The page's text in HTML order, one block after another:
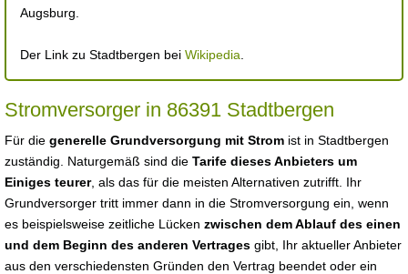
Augsburg.
Der Link zu Stadtbergen bei Wikipedia
Stromversorger in 86391 Stadtbergen
Für die generelle Grundversorgung mit Strom ist in Stadtbergen
zuständig. Naturgemäß sind die Tarife dieses Anbieters um
Einiges teurer, als das für die meisten Alternativen zutrifft. Ihr
Grundversorger tritt immer dann in die Stromversorgung ein, wenn
es beispielsweise zeitliche Lücken zwischen dem Ablauf des einen
und dem Beginn des anderen Vertrages gibt, Ihr aktueller Anbieter
aus den verschiedensten Gründen den Vertrag beendet oder ein